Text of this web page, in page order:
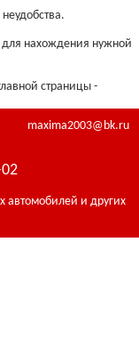
для нахождения нужной
страницы -
maxima2003@bk.ru
автомобилей и других